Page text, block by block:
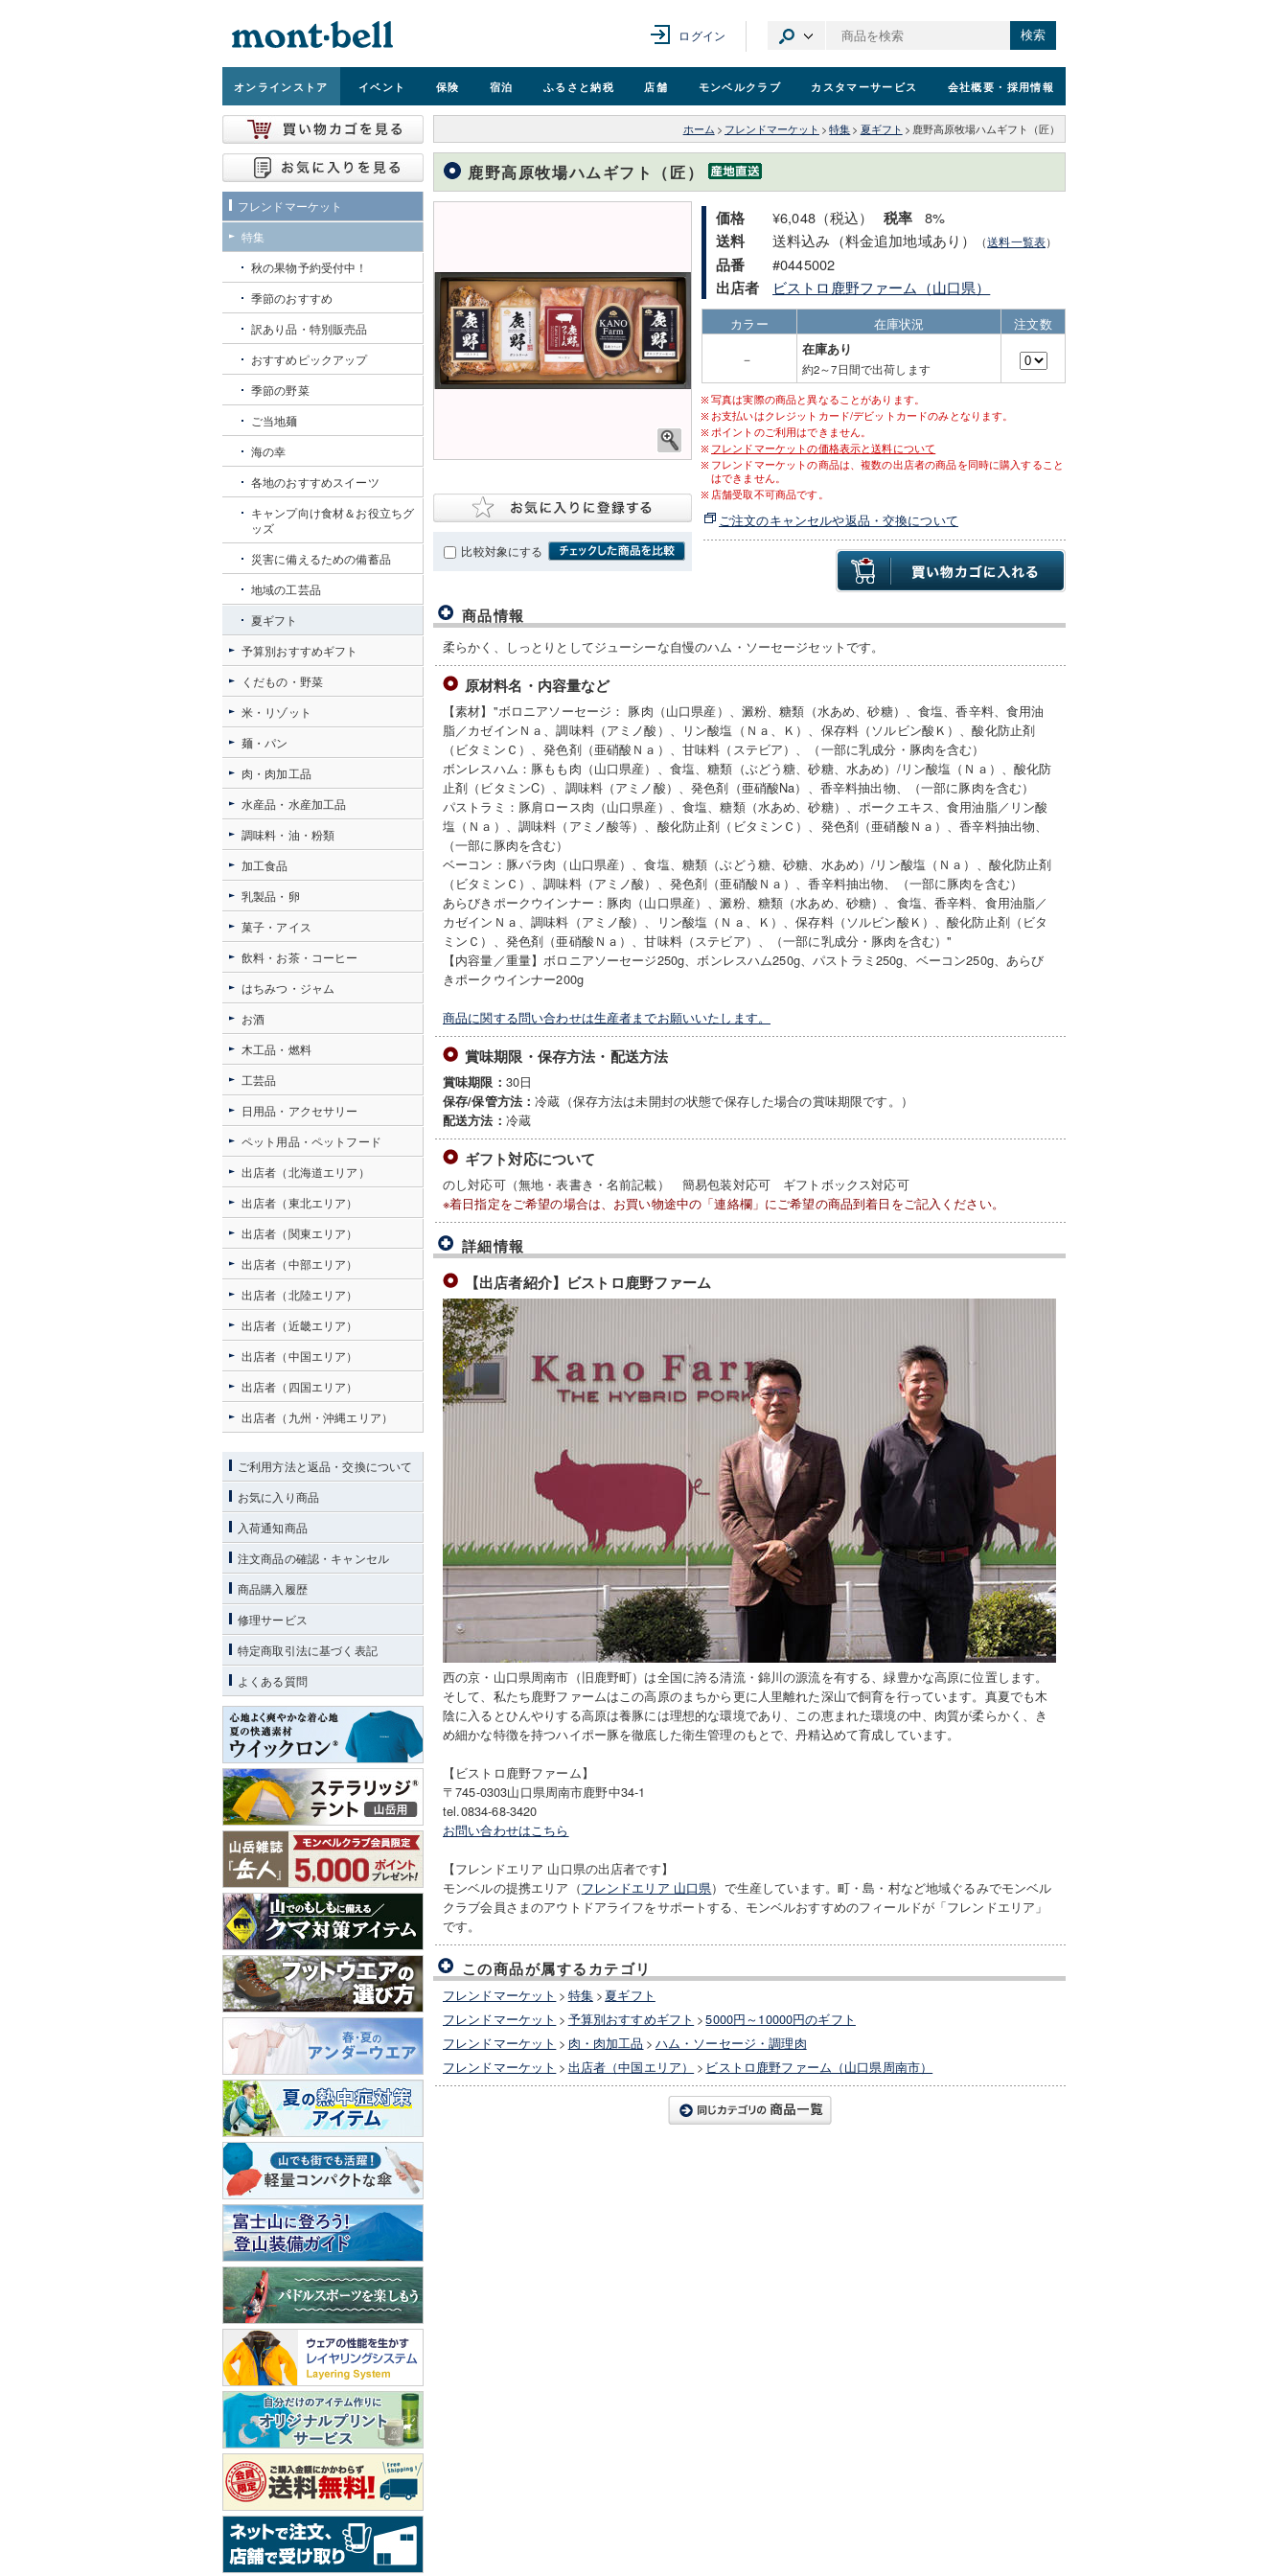
ログイン 検索
オンラインストア イベント 保険 宿泊 ふるさと納税 店舗 モンベルクラブ カスタマーサービス 会社概要 ・採用情報
ホーム > フレンドマーケット > 特集 > 夏ギフト > 鹿野高原牧場ハムギフト（匠）
鹿野高原牧場ハムギフト（匠）
比較対象にする
価格 ¥6,048（税込） 税率 8%
送料 送料込み（料金追加地域あり） （送料一覧表）
品番 #0445002
出店者 ビストロ鹿野ファーム（山口県）
カラー 在庫状況
注文数
－
在庫あり
約2～7日間で出荷します
写真は実際の商品と異なることがあります。
お支払いはクレジットカード/デビットカードのみとなります。
ポイントのご利用はできません。
フレンドマーケットの価格表示と送料について
フレンドマーケットの商品は、複数の出店者の商品を同時に購入すること
はできません。
店舗受取不可商品です。
ご注文のキャンセルや返品・交換について
商品情報
柔らかく、しっとりとしてジューシーな自慢のハム・ソーセージセットです。
原材料名・内容量など
【素材】"ボロニアソーセージ： 豚肉（山口県産）、澱粉、糖類（水あめ、砂糖）、食塩、香辛料、食用油
脂／カゼインＮａ、調味料（アミノ酸）、リン酸塩（Ｎａ、Ｋ）、保存料（ソルビン酸Ｋ）、酸化防止剤
（ビタミンＣ）、発色剤（亜硝酸Ｎａ）、甘味料（ステビア）、（一部に乳成分・豚肉を含む）
ボンレスハム：豚もも肉（山口県産）、食塩、糖類（ぶどう糖、砂糖、水あめ）/リン酸塩（Ｎａ）、酸化防
止剤（ビタミンC）、調味料（アミノ酸）、発色剤（亜硝酸Na）、香辛料抽出物、（一部に豚肉を含む）
パストラミ：豚肩ロース肉（山口県産）、食塩、糖類（水あめ、砂糖）、ポークエキス、食用油脂／リン酸
塩（Ｎａ）、調味料（アミノ酸等）、酸化防止剤（ビタミンＣ）、発色剤（亜硝酸Ｎａ）、香辛料抽出物、
（一部に豚肉を含む）
ベーコン：豚バラ肉（山口県産）、食塩、糖類（ぶどう糖、砂糖、水あめ）/リン酸塩（Ｎａ）、酸化防止剤
（ビタミンＣ）、調味料（アミノ酸）、発色剤（亜硝酸Ｎａ）、香辛料抽出物、（一部に豚肉を含む）
あらびきポークウインナー：豚肉（山口県産）、澱粉、糖類（水あめ、砂糖）、食塩、香辛料、食用油脂／
カゼインＮａ、調味料（アミノ酸）、リン酸塩（Ｎａ、Ｋ）、保存料（ソルビン酸Ｋ）、酸化防止剤（ビタ
ミンＣ）、発色剤（亜硝酸Ｎａ）、甘味料（ステビア）、（一部に乳成分・豚肉を含む）"
【内容量／重量】ボロニアソーセージ250g、ボンレスハム250g、パストラミ250g、ベーコン250g、あらび
きポークウインナー200g
商品に関する問い合わせは生産者までお願いいたします。
賞味期限・保存方法・配送方法
賞味期限： 30日
保存/保管方法：冷蔵（保存方法は未開封の状態で保存した場合の賞味期限です。）
配送方法： 冷蔵
ギフト対応について
のし対応可（無地・表書き・名前記載） 簡易包装対応可 ギフトボックス対応可
※着日指定をご希望の場合は、お買い物途中の「連絡欄」にご希望の商品到着日をご記入ください。
詳細情報
【出店者紹介】ビストロ鹿野ファーム
西の京・山口県周南市（旧鹿野町）は全国に誇る清流・錦川の源流を有する、緑豊かな高原に位置します。
そして、私たち鹿野ファームはこの高原のまちから更に人里離れた深山で飼育を行っています。真夏でも木
陰に入るとひんやりする高原は養豚には理想的な環境であり、この恵まれた環境の中、肉質が柔らかく、き
め細かな特徴を持つハイポー豚を徹底した衛生管理のもとで、丹精込めて育成しています。
【ビストロ鹿野ファーム】
〒745-0303山口県周南市鹿野中34-1
tel.0834-68-3420
お問い合わせはこちら
【フレンドエリア 山口県の出店者です】
モンベルの提携エリア（フレンドエリア 山口県）で生産しています。町・島・村など地域ぐるみでモンベル
クラブ会員さまのアウトドアライフをサポートする、モンベルおすすめのフィールドが「フレンドエリア」
です。
この商品が属するカテゴリ
フレンドマーケット > 特集 > 夏ギフト
フレンドマーケット > 予算別おすすめギフト >5000円～10000円のギフト
フレンドマーケット > 肉・肉加工品 > ハム・ソーセージ・調理肉
フレンドマーケット > 出店者（中国エリア） > ビストロ鹿野ファーム（山口県周南市）
フレンドマーケット
特集
秋の果物予約受付中！
季節のおすすめ
訳あり品・特別販売品
おすすめピックアップ
季節の野菜
ご当地麺
海の幸
各地のおすすめスイーツ
キャンプ向け食材＆お役立ちグ
ッズ
災害に備えるための備蓄品
地域の工芸品
夏ギフト
予算別おすすめギフト
くだもの・野菜
米・リゾット
麺・パン
肉・肉加工品
水産品・水産加工品
調味料・油・粉類
加工食品
乳製品・卵
菓子・アイス
飲料・お茶・コーヒー
はちみつ・ジャム
お酒
木工品・燃料
工芸品
日用品・アクセサリー
ペット用品・ペットフード
出店者（北海道エリア）
出店者（東北エリア）
出店者（関東エリア）
出店者（中部エリア）
出店者（北陸エリア）
出店者（近畿エリア）
出店者（中国エリア）
出店者（四国エリア）
出店者（九州・沖縄エリア）
ご利用方法と返品・交換について
お気に入り商品
入荷通知商品
注文商品の確認・キャンセル
商品購入履歴
修理サービス
特定商取引法に基づく表記
よくある質問